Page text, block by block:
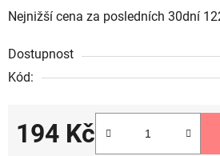
Nejnižší cena za posledních 30dní
Dostupnost
Kód:
194 Kč